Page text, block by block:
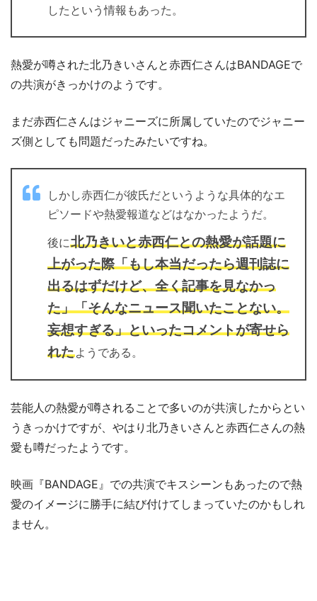
したという情報もあった。
熱愛が噂された北乃きいさんと赤西仁さんはBANDAGEで
の共演がきっかけのようです。
まだ赤西仁さんはジャニーズに所属していたのでジャニー
ズ側としても問題だったみたいですね。
しかし赤西仁が彼氏だというような具体的なエ
ピソードや熱愛報道などはなかったようだ。
後に北乃きいと赤西仁との熱愛が話題に
上がった際「もし本当だったら週刊誌に
出るはずだけど、全く記事を見なかっ
た」「そんなニュース聞いたことない。
妄想すぎる」といったコメントが寄せら
れたようである。
芸能人の熱愛が噂されることで多いのが共演したからとい
うきっかけですが、やはり北乃きいさんと赤西仁さんの熱
愛も噂だったようです。
映画『BANDAGE』での共演でキスシーンもあったので熱
愛のイメージに勝手に結び付けてしまっていたのかもしれ
ません。